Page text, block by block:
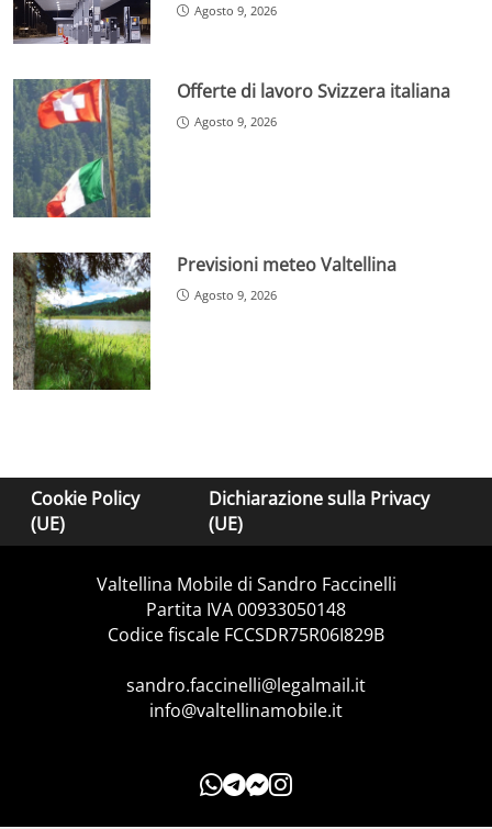
Agosto 9, 2026
Offerte di lavoro Svizzera italiana
Agosto 9, 2026
Previsioni meteo Valtellina
Agosto 9, 2026
Cookie Policy
(UE)
Dichiarazione sulla Privacy
(UE)
Valtellina Mobile di Sandro Faccinelli
Partita IVA 00933050148
Codice fiscale FCCSDR75R06I829B
sandro.faccinelli@legalmail.it
info@valtellinamobile.it